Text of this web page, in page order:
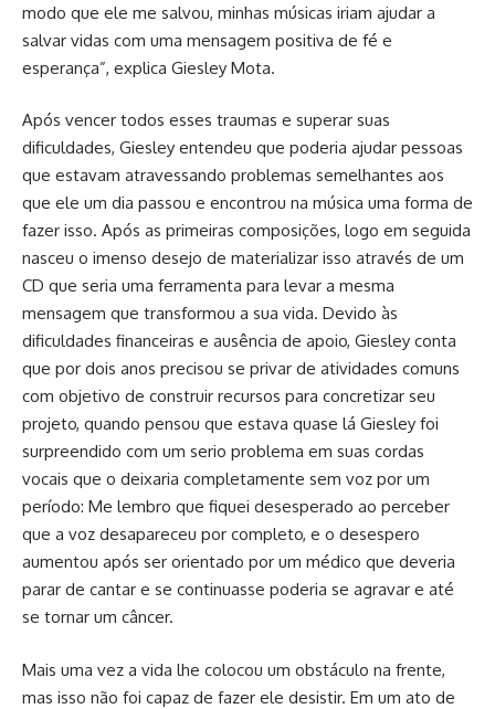
modo que ele me salvou, minhas músicas iriam ajudar a
salvar vidas com uma mensagem positiva de fé e
esperança”, explica Giesley Mota.
Após vencer todos esses traumas e superar suas
dificuldades, Giesley entendeu que poderia ajudar pessoas
que estavam atravessando problemas semelhantes aos
que ele um dia passou e encontrou na música uma forma de
fazer isso. Após as primeiras composições, logo em seguida
nasceu o imenso desejo de materializar isso através de um
CD que seria uma ferramenta para levar a mesma
mensagem que transformou a sua vida. Devido às
dificuldades financeiras e ausência de apoio, Giesley conta
que por dois anos precisou se privar de atividades comuns
com objetivo de construir recursos para concretizar seu
projeto, quando pensou que estava quase lá Giesley foi
surpreendido com um serio problema em suas cordas
vocais que o deixaria completamente sem voz por um
período: Me lembro que fiquei desesperado ao perceber
que a voz desapareceu por completo, e o desespero
aumentou após ser orientado por um médico que deveria
parar de cantar e se continuasse poderia se agravar e até
se tornar um câncer.
Mais uma vez a vida lhe colocou um obstáculo na frente,
mas isso não foi capaz de fazer ele desistir. Em um ato de